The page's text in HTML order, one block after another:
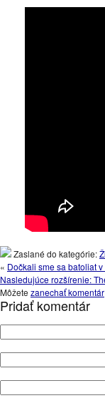
Zaslané do kategórie:
« Dočkali sme sa batoliat
Nasledujúce rozšírenie:
Môžete zanechať komentár
Pridať komentár